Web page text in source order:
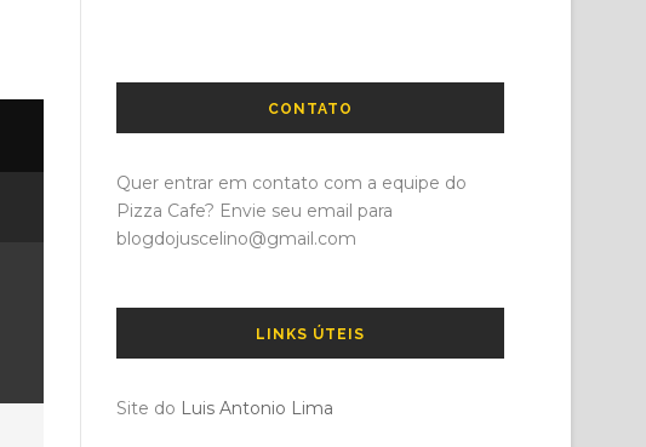
CONTATO
Quer entrar em contato com a equipe do
Pizza Cafe? Envie seu email para
blogdojuscelino@gmail.com
LINKS ÚTEIS
Site do Luis Antonio Lima